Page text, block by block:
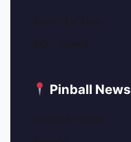
Pinball News